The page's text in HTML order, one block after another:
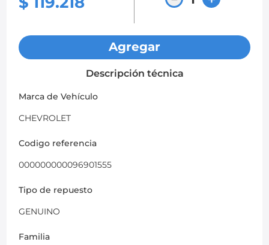
Agregar
Descripción técnica
Marca de Vehículo
CHEVROLET
Codigo referencia
000000000096901555
Tipo de repuesto
GENUINO
Familia